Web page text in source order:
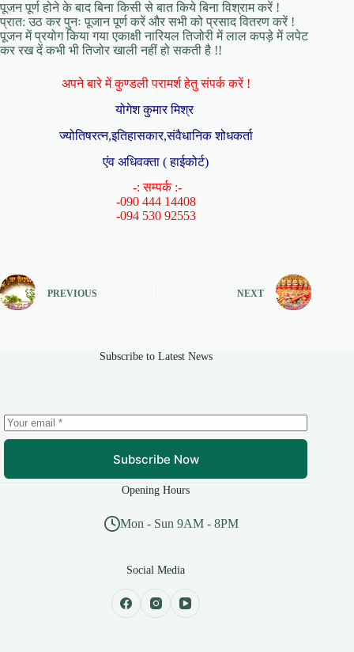
पूजन पूर्ण होने के बाद बिना किसी से बात किये बिना विश्राम करें !
प्रात: उठ कर पुनः पूजान पूर्ण करें और सभी को प्रसाद वितरण करें !
पूजन में प्रयोग किया गया एकाक्षी नारियल तिजोरी में लाल कपड़े में लपेट
कर रख दें कभी भी तिजोर खाली नहीं हो सकती है !!
अपने बारे में कुण्डली परामर्श हेतु संपर्क करें !
योगेश कुमार मिश्र
ज्योतिषरत्न,इतिहासकार,संवैधानिक शोधकर्ता
एंव अधिवक्ता ( हाईकोर्ट)
-: सम्पर्क :-
-090 444 14408
-094 530 92553
PREVIOUS NEXT
Subscribe to Latest News
Subscribe Now
Opening Hours
Mon - Sun 9AM - 8PM
Social Media